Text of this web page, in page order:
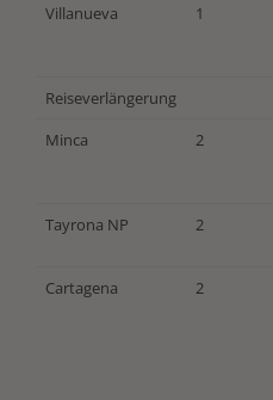
Villanueva 1
Reiseverlängerung
Minca
2
Tayrona NP 2
Cartagena 2